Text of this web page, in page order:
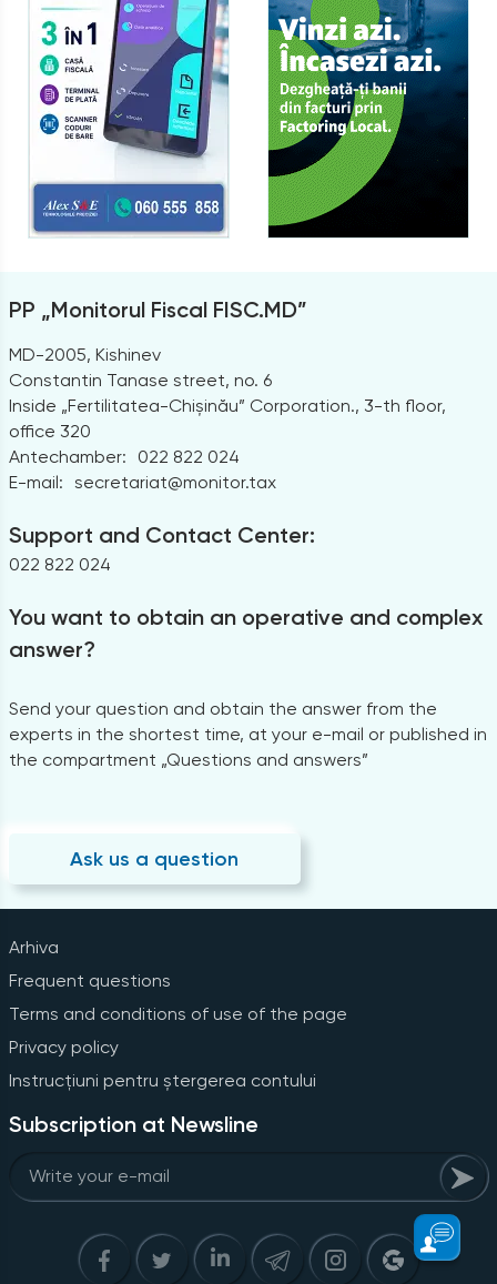
PP „Monitorul Fiscal FISC.MD”
MD-2005, Kishinev
Constantin Tanase street, no. 6
Inside „Fertilitatea-Chișinău” Corporation., 3-th floor,
office 320
Antechamber:
022 822 024
E-mail: secretariat@monitor.tax
Support and Contact Center:
022 822 024
You want to obtain an operative and complex
answer?
Send your question and obtain the answer from the
experts in the shortest time, at your e-mail or published in
the compartment „Questions and answers”
Ask us a question
Arhiva
Frequent questions
Terms and conditions of use of the page
Privacy policy
Instrucțiuni pentru ștergerea contului
Subscription at Newsline